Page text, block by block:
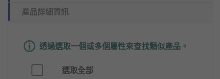
產品詳細資訊
透過選取一個或多個屬性來查找類似產品。
選取全部